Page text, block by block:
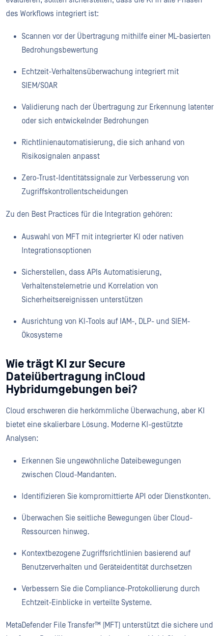
des Workflows integriert ist:
Scannen vor der Übertragung mithilfe einer ML-basierten
Bedrohungsbewertung
Echtzeit-Verhaltensüberwachung integriert mit
SIEM/SOAR
Validierung nach der Übertragung zur Erkennung latenter
oder sich entwickelnder Bedrohungen
Richtlinienautomatisierung, die sich anhand von
Risikosignalen anpasst
Zero-Trust-Identitätssignale zur Verbesserung von
Zugriffskontrollentscheidungen
Zu den Best Practices für die Integration gehören:
Auswahl von MFT mit integrierter KI oder nativen
Integrationsoptionen
Sicherstellen, dass APIs Automatisierung,
Verhaltenstelemetrie und Korrelation von
Sicherheitsereignissen unterstützen
Ausrichtung von KI-Tools auf IAM-, DLP- und SIEM-
Ökosysteme
Wie trägt KI zur Secure
Dateiübertragung inCloud
Hybridumgebungen bei?
Cloud erschweren die herkömmliche Überwachung, aber KI
bietet eine skalierbare Lösung. Moderne KI-gestützte
Analysen:
Erkennen Sie ungewöhnliche Dateibewegungen
zwischen Cloud-Mandanten.
Identifizieren Sie kompromittierte API oder Dienstkonten.
Überwachen Sie seitliche Bewegungen über Cloud-
Ressourcen hinweg.
Kontextbezogene Zugriffsrichtlinien basierend auf
Benutzerverhalten und Geräteidentität durchsetzen
Verbessern Sie die Compliance-Protokollierung durch
Echtzeit-Einblicke in verteilte Systeme.
MetaDefender File Transfer™ (MFT) unterstützt die sichere und